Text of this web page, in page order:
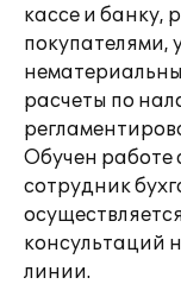
кассе и банку,
покупателями,
расчеты по
Обучен работе
сотрудник
консультаций
линии.